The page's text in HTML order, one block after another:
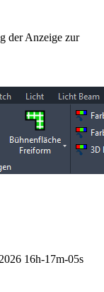
der Anzeige zur
16h-17m-05s